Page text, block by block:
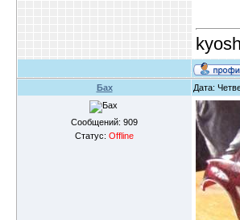
Бах Дата:
Сообщений: 909
Статус: Offline